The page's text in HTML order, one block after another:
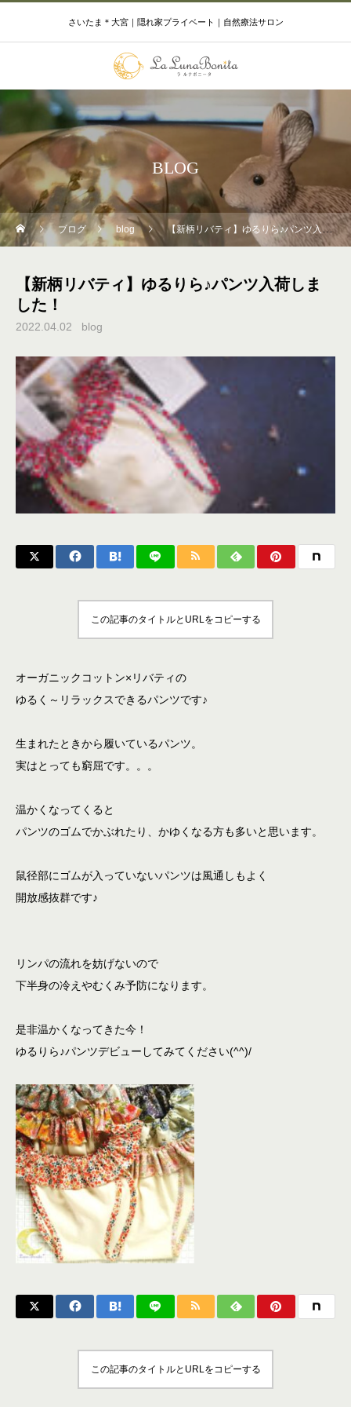
さいたま＊大宮｜隠れ家プライベート｜自然療法サロン
BLOG
ブログ blog 【新柄リバティ】ゆるりら♪パンツ入荷しました！
【新柄リバティ】ゆるりら♪パンツ入荷しま
した！
2022.04.02 blog
この記事のタイトルとURLをコピーする
オーガニックコットン×リバティの
ゆるく～リラックスできるパンツです♪
生まれたときから履いているパンツ。
実はとっても窮屈です。。。
温かくなってくると
パンツのゴムでかぶれたり、かゆくなる方も多いと思います。
鼠径部にゴムが入っていないパンツは風通しもよく
開放感抜群です♪
リンパの流れを妨げないので
下半身の冷えやむくみ予防になります。
是非温かくなってきた今！
ゆるりら♪パンツデビューしてみてください(^^)/
この記事のタイトルとURLをコピーする